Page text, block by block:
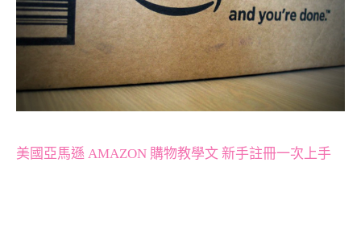
美國亞馬遜 AMAZON 購物教學文 新手註冊一次上手